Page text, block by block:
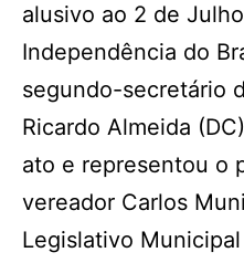
alusivo ao 2 de
Independência do
segundo-secretário
Ricardo Almeida
ato e representou o
vereador Carlos
Legislativo